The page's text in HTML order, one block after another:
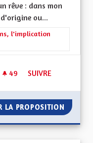
rêve : dans mon
ou...
: Les solidarités, les soins
l'implication
49 49 ABONNÉS
SUIVRE
LA PROPOSITION